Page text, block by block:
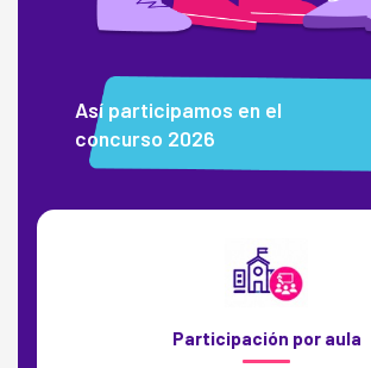
Así participamos en el
concurso 2026
Participación por aula